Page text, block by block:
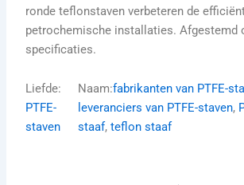
ronde teflonstaven verbeteren de
petrochemische installaties. Afgestemd
specificaties.
Liefde:
PTFE-
staven
Naam:fabrikanten van PTFE-
leveranciers van PTFE-staven,
staaf, teflon staaf